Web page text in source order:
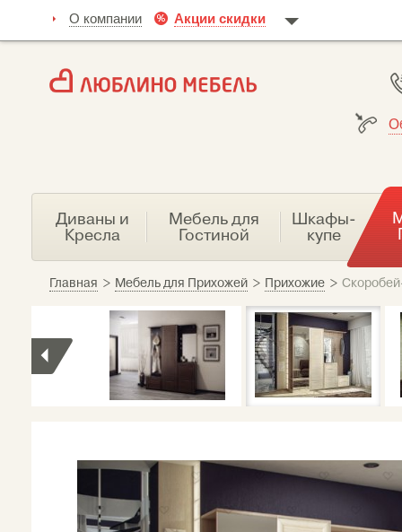
О компании Акции скидки
Диваны и
Кресла
Мебель для
Гостиной
Шкафы-
купе
Главная > Мебель для Прихожей > Прихожие >